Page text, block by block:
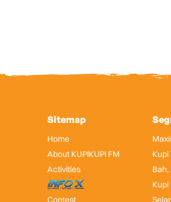
Sitemap
Home
About KUPIKUPI FM
Activities
InfoX
Contest
Kupi
Kupi